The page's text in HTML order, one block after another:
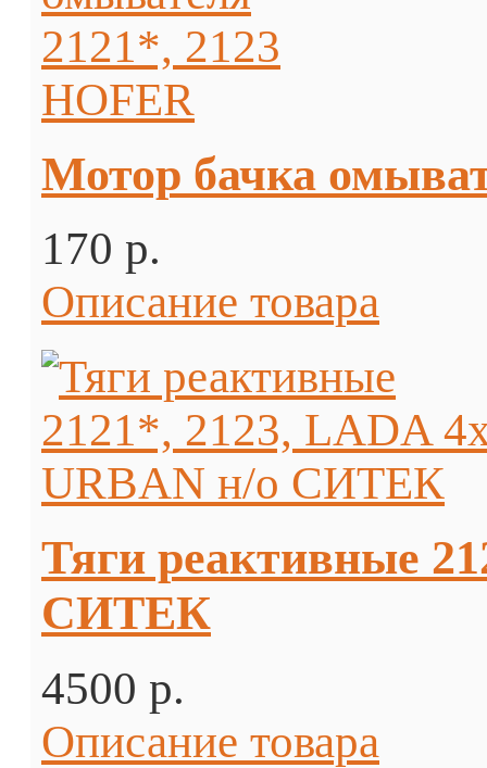
Мотор бачка
170 p.
Описание товара
Тяги реактивные
СИТЕК
4500 p.
Описание товара